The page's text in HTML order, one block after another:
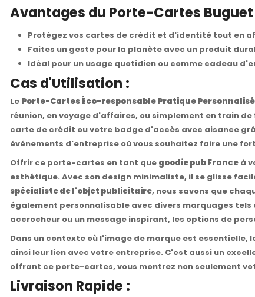
Avantages du Porte-Cartes Buguet
Protégez vos cartes de crédit et d'identité tout en
Faites un geste pour la planète avec un produit
Idéal pour un usage quotidien ou comme cadeau
Cas d'Utilisation :
Le Porte-Cartes Éco-responsable Pratique
réunion, en voyage d'affaires, ou simplement en train
carte de crédit ou votre badge d'accès avec aisance
événements d'entreprise où vous souhaitez faire une
Offrir ce porte-cartes en tant que goodie pub France à
esthétique. Avec son design minimaliste, il se glisse
spécialiste de l'objet publicitaire, nous savons que
également personnalisable avec divers marquages tels
accrocheur ou un message inspirant, les options de
Dans un contexte où l'image de marque est
ainsi leur lien avec votre entreprise. C'est aussi un
offrant ce porte-cartes, vous montrez non seulement
Livraison Rapide :